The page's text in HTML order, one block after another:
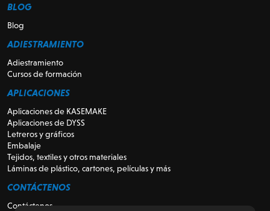
BLOG
Blog
ADIESTRAMIENTO
Adiestramiento
Cursos de formación
APLICACIONES
Aplicaciones de KASEMAKE
Aplicaciones de DYSS
Letreros y gráficos
Embalaje
Tejidos, textiles y otros materiales
Láminas de plástico, cartones, películas y más
CONTÁCTENOS
Contáctenos